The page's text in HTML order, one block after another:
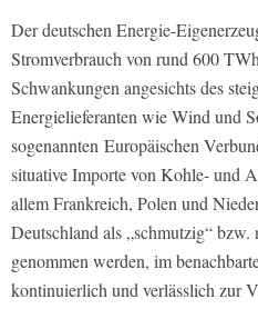
Der deutschen Energie-
Stromverbrauch von rund 600
Schwankungen angesichts des
Energielieferanten wie Wind und
sogenannten Europäischen
situative Importe von Kohle- und
allem Frankreich, Polen und
Deutschland als „schmutzig“
genommen werden, im
kontinuierlich und verlässlich zur